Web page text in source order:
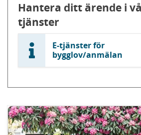
Hantera ditt ärende i
tjänster
E-tjänster för
bygglov/anmälan